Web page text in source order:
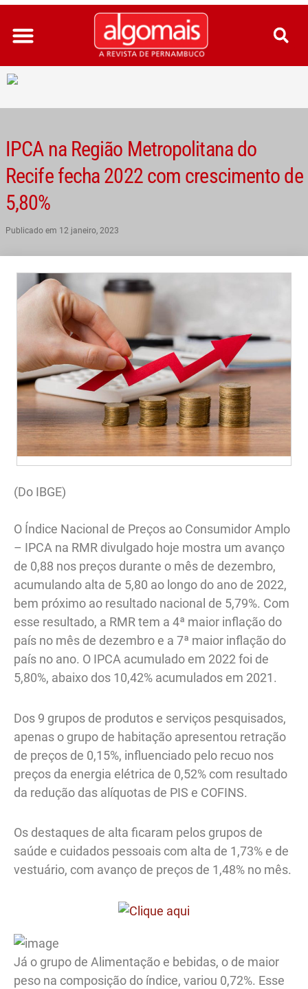
Ir
para
conteúdo
IPCA na Região Metropolitana do
Recife fecha 2022 com crescimento de
5,80%
Publicado em 12 janeiro, 2023
(Do IBGE)
O Índice Nacional de Preços ao Consumidor Amplo
– IPCA na RMR divulgado hoje mostra um avanço
de 0,88 nos preços durante o mês de dezembro,
acumulando alta de 5,80 ao longo do ano de 2022,
bem próximo ao resultado nacional de 5,79%. Com
esse resultado, a RMR tem a 4ª maior inflação do
país no mês de dezembro e a 7ª maior inflação do
país no ano. O IPCA acumulado em 2022 foi de
5,80%, abaixo dos 10,42% acumulados em 2021.
Dos 9 grupos de produtos e serviços pesquisados,
apenas o grupo de habitação apresentou retração
de preços de 0,15%, influenciado pelo recuo nos
preços da energia elétrica de 0,52% com resultado
da redução das alíquotas de PIS e COFINS.
Os destaques de alta ficaram pelos grupos de
saúde e cuidados pessoais com alta de 1,73% e de
vestuário, com avanço de preços de 1,48% no mês.
Já o grupo de Alimentação e bebidas, o de maior
peso na composição do índice, variou 0,72%. Esse